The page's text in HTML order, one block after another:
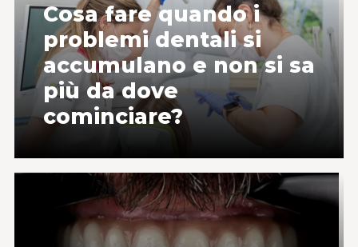
Cosa fare quando i
problemi dentali si
accumulano e non si sa
più da dove
cominciare?